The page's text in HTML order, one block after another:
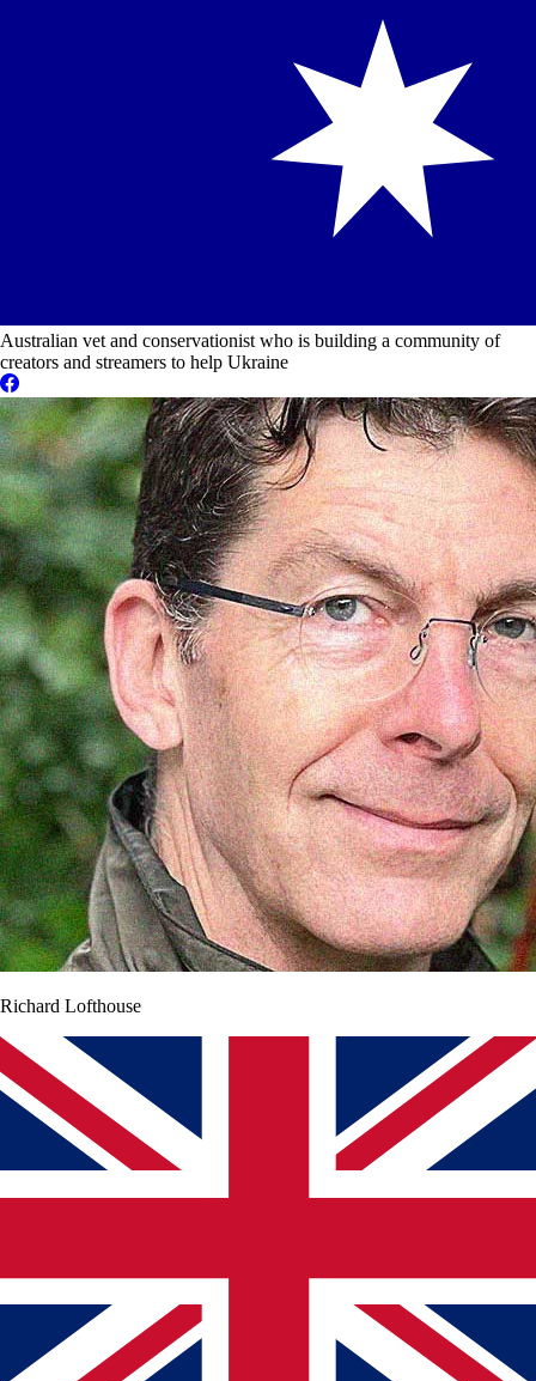
Australian vet and conservationist who is building a community of
creators and streamers to help Ukraine
Richard Lofthouse